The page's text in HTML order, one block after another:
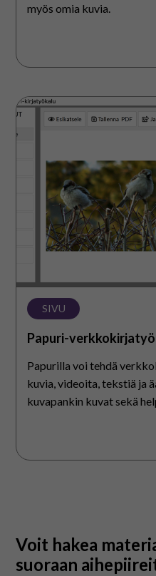
myös omia kuvia.
Papuri-
verkkokirjatyökalu
SIVU
Papuri-
Papurilla voi tehdä
kuvia, videoita, tekstiä ja
kuvapankin kuvat sekä
Voit hakea
suoraan